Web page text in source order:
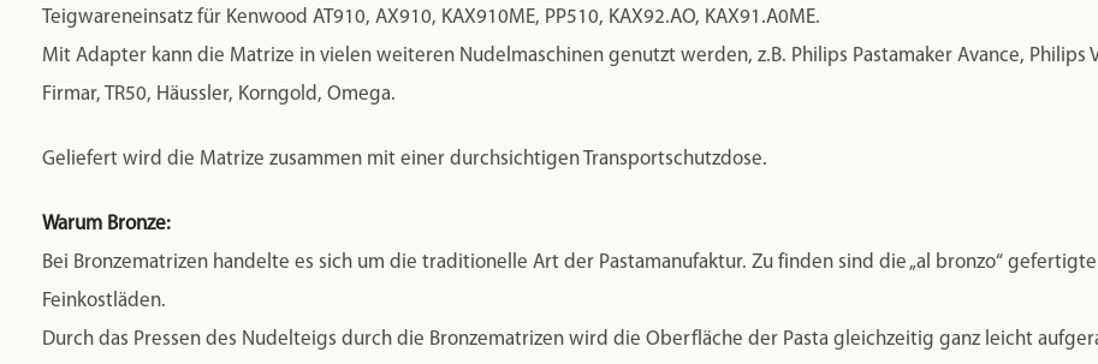
Teigwareneinsatz für Kenwood AT910, AX910, KAX910ME, PP510, KAX92.AO, KAX91.A0ME.
Mit Adapter kann die Matrize in vielen weiteren Nudelmaschinen genutzt werden, z.B. Philips Pastamaker Avance, Philips
Firmar, TR50, Häussler, Korngold, Omega.
Geliefert wird die Matrize zusammen mit einer durchsichtigen Transportschutzdose.
Warum Bronze:
Bei Bronzematrizen handelte es sich um die traditionelle Art der Pastamanufaktur. Zu finden sind die „al bronzo“
Feinkostläden.
Durch das Pressen des Nudelteigs durch die Bronzematrizen wird die Oberfläche der Pasta gleichzeitig ganz leicht